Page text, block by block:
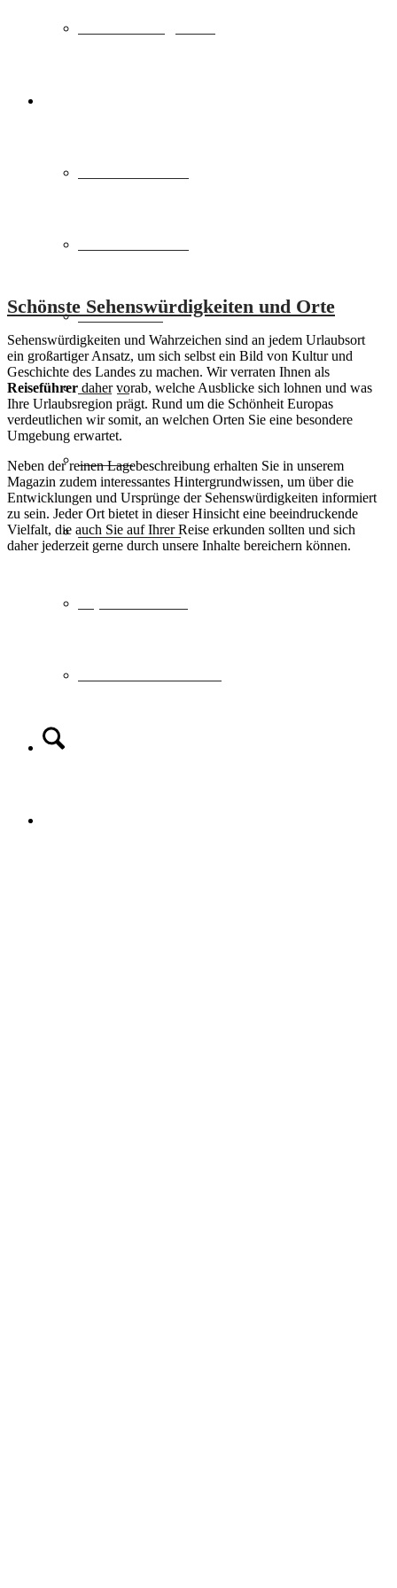
Deutschland
Europa
Schweiz
Geschenkideen
Schönste Sehenswürdigkeiten und Orte
Sehenswürdigkeiten und Wahrzeichen sind an jedem Urlaubsort
ein großartiger Ansatz, um sich selbst ein Bild von Kultur und
Geschichte des Landes zu machen. Wir verraten Ihnen als
Reiseführer daher vorab, welche Ausblicke sich lohnen und was
Ihre Urlaubsregion prägt. Rund um die Schönheit Europas
verdeutlichen wir somit, an welchen Orten Sie eine besondere
Umgebung erwartet.
Neben der reinen Lagebeschreibung erhalten Sie in unserem
Magazin zudem interessantes Hintergrundwissen, um über die
Entwicklungen und Ursprünge der Sehenswürdigkeiten informiert
zu sein. Jeder Ort bietet in dieser Hinsicht eine beeindruckende
Vielfalt, die auch Sie auf Ihrer Reise erkunden sollten und sich
daher jederzeit gerne durch unsere Inhalte bereichern können.